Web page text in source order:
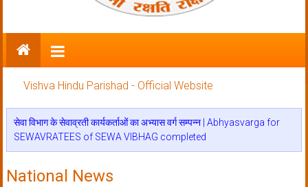
Vishva Hindu Parishad – Official
Website
Vishva Hindu Parishad - Official Website
सेवा विभाग के सेवाव्रती कार्यकर्ताओं का अभ्यास वर्ग सम्पन्न | Abhyasvarga for
SEWAVRATEES of SEWA VIBHAG completed
National News